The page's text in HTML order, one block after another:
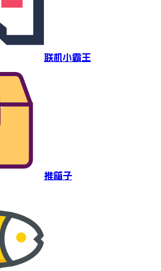
联机小霸王
推箱子